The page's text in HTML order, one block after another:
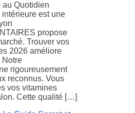
au Quotidien
est une
propose
Trouver vos
2026 améliore
Notre
rigoureusement
reconnus. Vous
vos vitamines
Cette qualité […]